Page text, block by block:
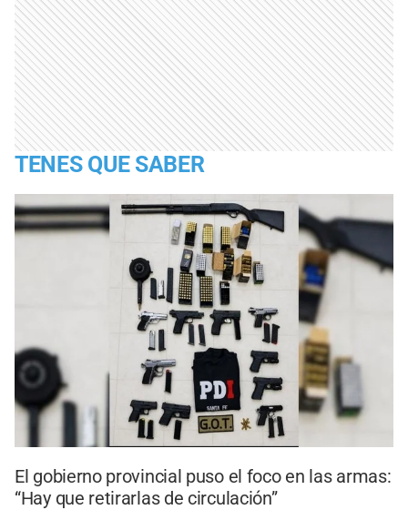
TENES QUE SABER
El gobierno provincial puso el foco en las armas:
“Hay que retirarlas de circulación”